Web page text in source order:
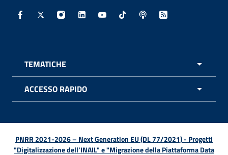
Facebook - Sito esterno - Apertura in nuova finestra
X - Sito esterno - Apertura in nuova finestra
Instagram - Sito esterno - Apertura in
Linkedin - Sito esterno - Apertura in
Youtube - Sito esterno -
TikTok - Sito esterno -
Spreaker - Sito
Feed RSS -
TEMATICHE
ACCESSO RAPIDO
PNRR 2021-2026 – Next Generation EU (DL 77/2021) - Progetti
"Digitalizzazione dell’INAIL" e "Migrazione della Piattaforma Data